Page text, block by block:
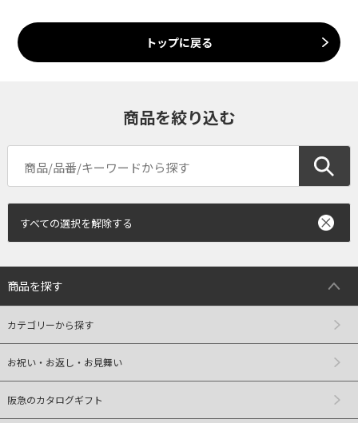
トップに戻る
商品を絞り込む
すべての選択を解除する
商品を探す
カテゴリーから探す
お祝い・お返し・お見舞い
阪急のカタログギフト